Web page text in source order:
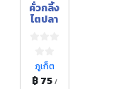
คั่วกลิ้ง
ไตปลา
ภูเก็ต
฿ 75 /